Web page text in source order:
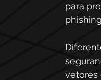
para
vetores